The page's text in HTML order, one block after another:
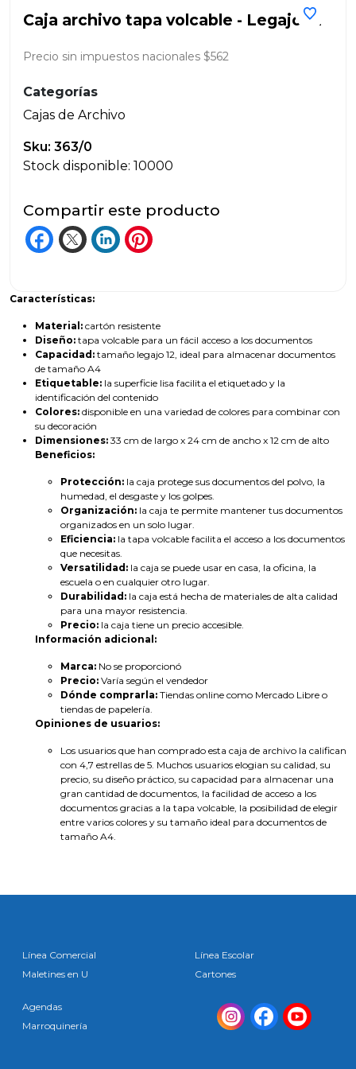
Caja archivo tapa volcable - Legajo 12
Precio sin impuestos nacionales $562
Categorías
Cajas de Archivo
Sku: 363/0
Stock disponible: 10000
Compartir este producto
Características:
Material: cartón resistente
Diseño: tapa volcable para un fácil acceso a los documentos
Capacidad: tamaño legajo 12, ideal para almacenar documentos
de tamaño A4
Etiquetable: la superficie lisa facilita el etiquetado y la
identificación del contenido
Colores: disponible en una variedad de colores para combinar con
su decoración
Dimensiones: 33 cm de largo x 24 cm de ancho x 12 cm de alto
Beneficios:
Protección: la caja protege sus documentos del polvo, la
humedad, el desgaste y los golpes.
Organización: la caja te permite mantener tus documentos
organizados en un solo lugar.
Eficiencia: la tapa volcable facilita el acceso a los documentos
que necesitas.
Versatilidad: la caja se puede usar en casa, la oficina, la
escuela o en cualquier otro lugar.
Durabilidad: la caja está hecha de materiales de alta calidad
para una mayor resistencia.
Precio: la caja tiene un precio accesible.
Información adicional:
Marca: No se proporcionó
Precio: Varía según el vendedor
Dónde comprarla: Tiendas online como Mercado Libre o
tiendas de papelería.
Opiniones de usuarios:
Los usuarios que han comprado esta caja de archivo la califican
con 4,7 estrellas de 5. Muchos usuarios elogian su calidad, su
precio, su diseño práctico, su capacidad para almacenar una
gran cantidad de documentos, la facilidad de acceso a los
documentos gracias a la tapa volcable, la posibilidad de elegir
entre varios colores y su tamaño ideal para documentos de
tamaño A4.
Línea Comercial
Maletines en U
Línea Escolar
Cartones
Agendas
Marroquinería